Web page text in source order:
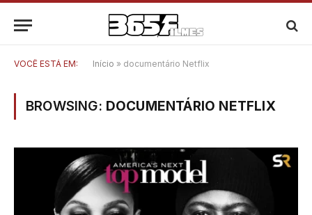
VOCÊ ESTÁ EM: Início » documentário Netflix
BROWSING: DOCUMENTÁRIO NETFLIX